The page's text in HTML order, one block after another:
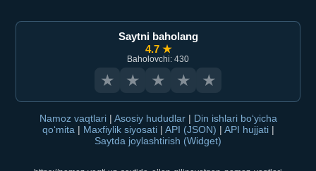
Saytni baholang
4.7 ★
Baholovchi: 430
★ ★ ★ ★ ★
Namoz vaqtlari | Asosiy hududlar | Din ishlari bo‘yicha
qo‘mita | Maxfiylik siyosati | API (JSON) | API hujjati |
Saytda joylashtirish (Widget)